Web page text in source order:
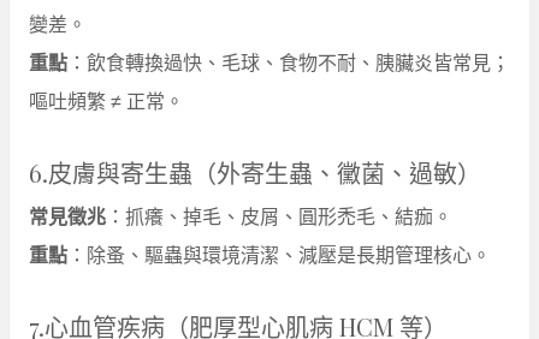
變差。
重點 ：飲食轉換過快、毛球、食物不耐、胰臟炎皆常見；
嘔吐頻繁 ≠ 正常。
6.皮膚與寄生蟲（外寄生蟲、黴菌、過敏）
常見徵兆 ：抓癢、掉毛、皮屑、圓形禿毛、結痂。
重點 ：除蚤、驅蟲與環境清潔、減壓是長期管理核心。
7.心血管疾病（肥厚型心肌病 HCM 等）